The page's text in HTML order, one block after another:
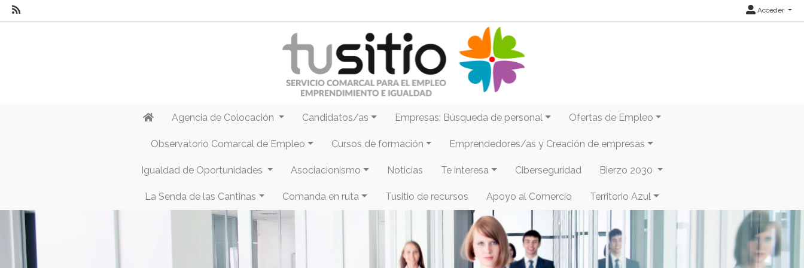
Acceder
Agencia de Colocación Candidatos/as Empresas: Búsqueda de personal Ofertas de Empleo
Observatorio Comarcal de Empleo Cursos de formación Emprendedores/as y Creación de empresas
Igualdad de Oportunidades Asociacionismo Noticias Te interesa Ciberseguridad Bierzo 2030
La Senda de las Cantinas Comanda en ruta Tusitio de recursos Apoyo al Comercio Territorio Azul